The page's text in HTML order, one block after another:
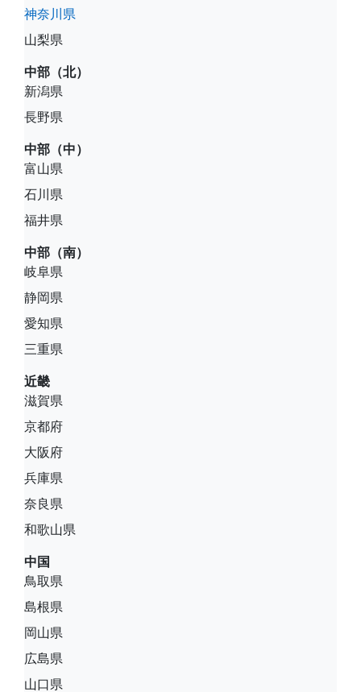
神奈川県
山梨県
中部（北）
新潟県
長野県
中部（中）
富山県
石川県
福井県
中部（南）
岐阜県
静岡県
愛知県
三重県
近畿
滋賀県
京都府
大阪府
兵庫県
奈良県
和歌山県
中国
鳥取県
島根県
岡山県
広島県
山口県